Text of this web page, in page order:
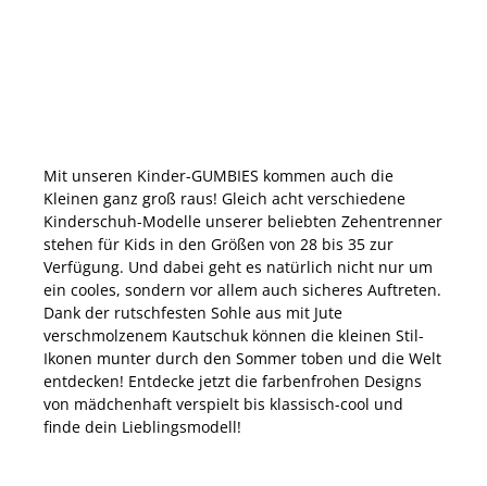
Mit unseren Kinder-GUMBIES kommen auch die
Kleinen ganz groß raus! Gleich acht verschiedene
Kinderschuh-Modelle unserer beliebten Zehentrenner
stehen für Kids in den Größen von 28 bis 35 zur
Verfügung. Und dabei geht es natürlich nicht nur um
ein cooles, sondern vor allem auch sicheres Auftreten.
Dank der rutschfesten Sohle aus mit Jute
verschmolzenem Kautschuk können die kleinen Stil-
Ikonen munter durch den Sommer toben und die Welt
entdecken! Entdecke jetzt die farbenfrohen Designs
von mädchenhaft verspielt bis klassisch-cool und
finde dein Lieblingsmodell!